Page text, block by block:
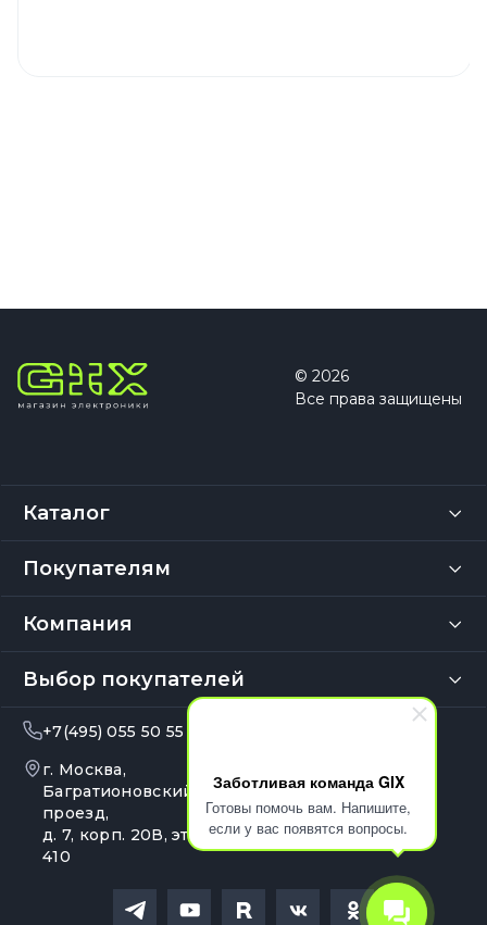
Заботливая команда GIX
Готовы помочь вам. Напишите,
если у вас появятся вопросы.
© 2026
Все права защищены
Каталог
Покупателям
Компания
Выбор покупателей
+7(495) 055 50 55
г. Москва,
Багратионовский
проезд,
д. 7, корп. 20В, эт. 4, оф.
410
Ежедневно